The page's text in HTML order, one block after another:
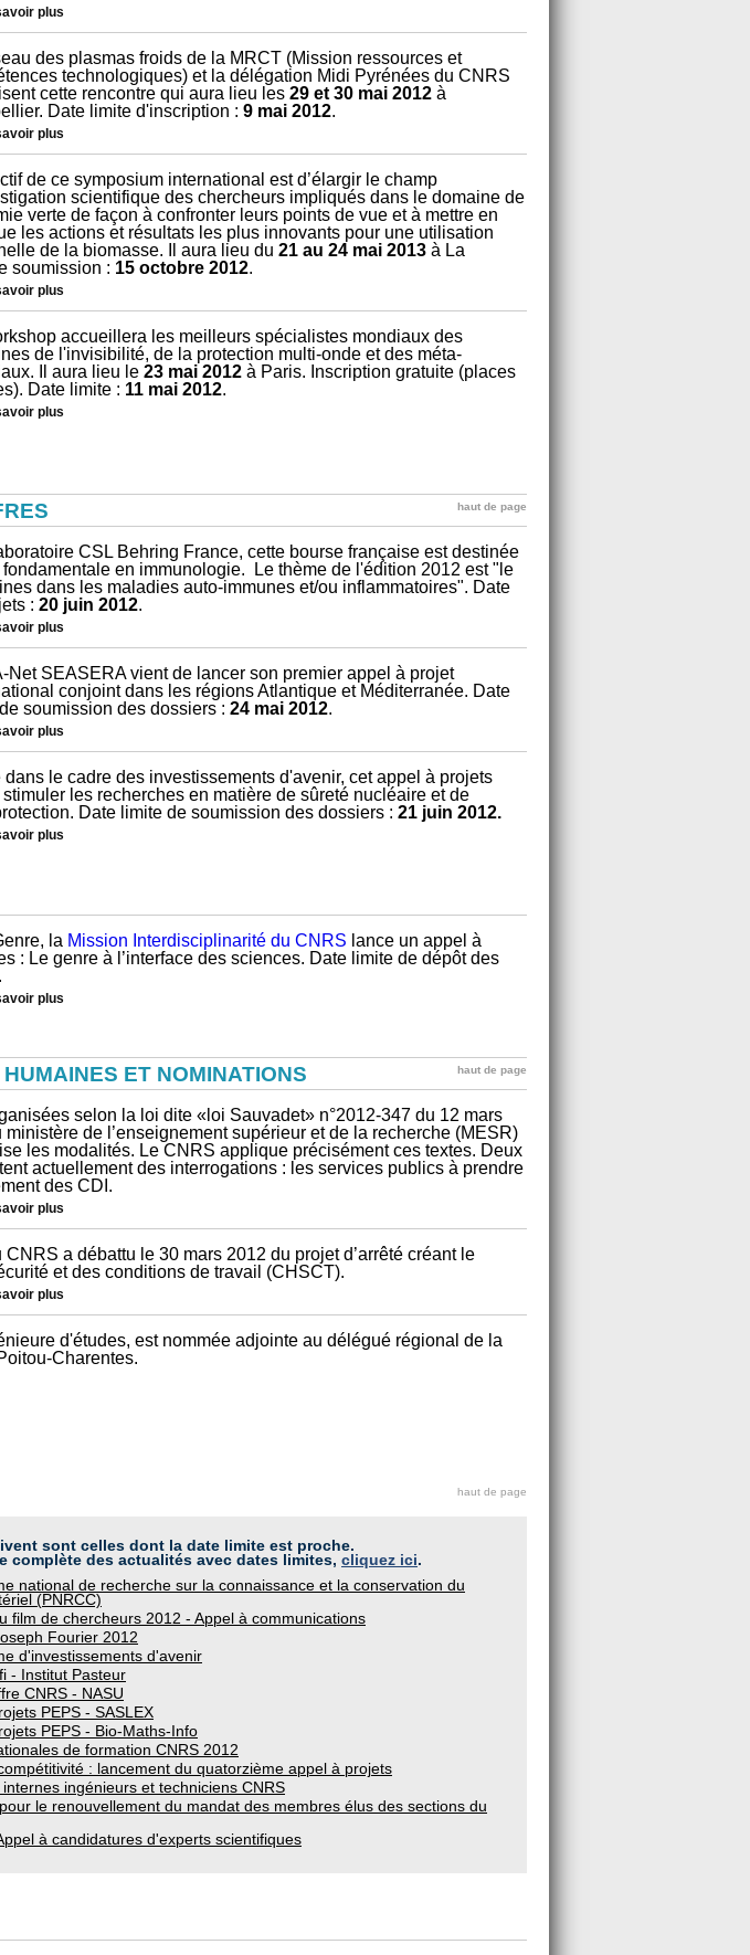
plus
des plasmas froids de la MRCT (Mission ressources et
technologiques) et la délégation Midi Pyrénées du CNRS
cette rencontre qui aura lieu les 29 et 30 mai 2012 à
Date limite d'inscription : 9 mai 2012.
plus
de ce symposium international est d’élargir le champ
scientifique des chercheurs impliqués dans le domaine de
verte de façon à confronter leurs points de vue et à mettre en
les actions et résultats les plus innovants pour une utilisation
de la biomasse. Il aura lieu du 21 au 24 mai 2013 à La
soumission : 15 octobre 2012.
plus
accueillera les meilleurs spécialistes mondiaux des
de l'invisibilité, de la protection multi-onde et des méta-
Il aura lieu le 23 mai 2012 à Paris. Inscription gratuite (places
Date limite : 11 mai 2012.
plus
haut de page
CSL Behring France, cette bourse française est destinée
en immunologie. Le thème de l'édition 2012 est "le
dans les maladies auto-immunes et/ou inflammatoires". Date
: 20 juin 2012.
plus
Net SEASERA vient de lancer son premier appel à projet
conjoint dans les régions Atlantique et Méditerranée. Date
soumission des dossiers : 24 mai 2012.
plus
dans le cadre des investissements d'avenir, cet appel à projets
les recherches en matière de sûreté nucléaire et de
Date limite de soumission des dossiers : 21 juin 2012.
plus
la Mission Interdisciplinarité du CNRS lance un appel à
: Le genre à l’interface des sciences. Date limite de dépôt des
.
plus
ET NOMINATIONS haut de page
selon la loi dite «loi Sauvadet» n°2012-347 du 12 mars
de l’enseignement supérieur et de la recherche (MESR)
les modalités. Le CNRS applique précisément ces textes. Deux
actuellement des interrogations : les services publics à prendre
des CDI.
plus
a débattu le 30 mars 2012 du projet d’arrêté créant le
et des conditions de travail (CHSCT).
plus
d'études, est nommée adjointe au délégué régional de la
Charentes.
haut de page
sont celles dont la date limite est proche.
complète des actualités avec dates limites, cliquez ici.
national de recherche sur la connaissance et la conservation du
(PNRCC)
film de chercheurs 2012 - Appel à communications
Fourier 2012
d'investissements d'avenir
- Institut Pasteur
CNRS - NASU
PEPS - SASLEX
PEPS - Bio-Maths-Info
de formation CNRS 2012
: lancement du quatorzième appel à projets
ingénieurs et techniciens CNRS
le renouvellement du mandat des membres élus des sections du
à candidatures d'experts scientifiques